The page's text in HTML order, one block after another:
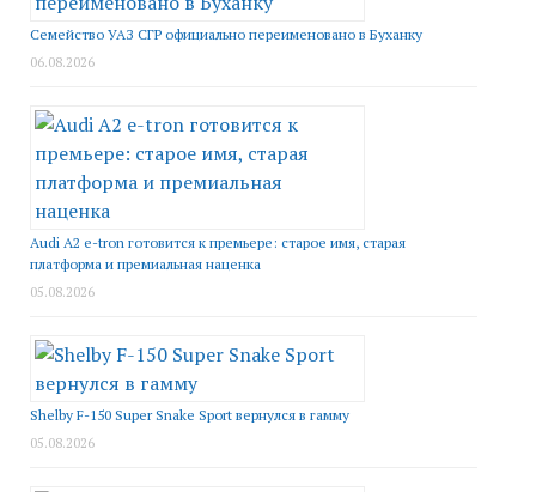
Семейство УАЗ СГР официально переименовано в Буханку
06.08.2026
Audi A2 e-tron готовится к премьере: старое имя, старая
платформа и премиальная наценка
05.08.2026
Shelby F-150 Super Snake Sport вернулся в гамму
05.08.2026